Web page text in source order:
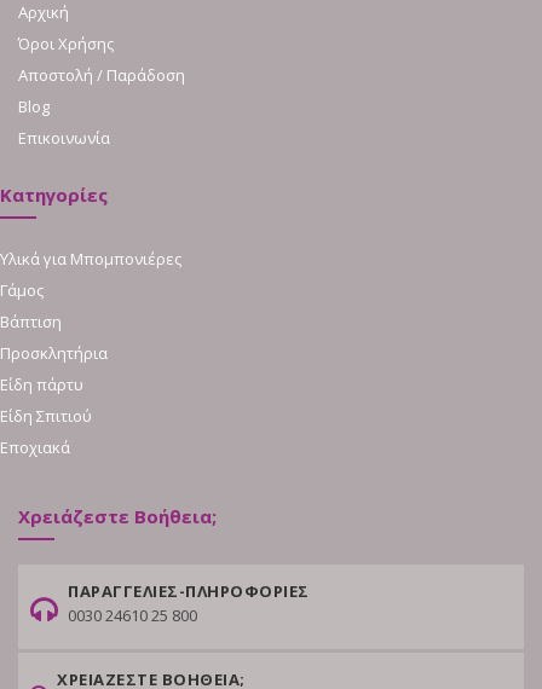
Αρχική
Όροι Χρήσης
Αποστολή / Παράδοση
Blog
Επικοινωνία
Κατηγορίες
Υλικά για Μπομπονιέρες
Γάμος
Βάπτιση
Προσκλητήρια
Είδη πάρτυ
Είδη Σπιτιού
Εποχιακά
Χρειάζεστε Βοήθεια;
ΠΑΡΑΓΓΕΛΙΕΣ-ΠΛΗΡΟΦΟΡΙΕΣ
0030 24610 25 800
ΧΡΕΙΑΖΕΣΤΕ ΒΟΗΘΕΙΑ;